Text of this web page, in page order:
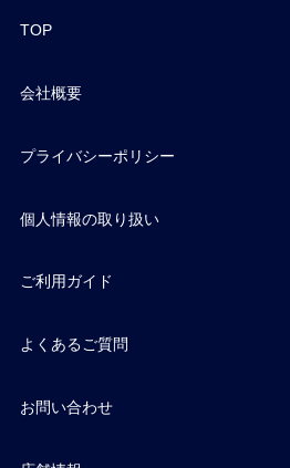
TOP
会社概要
プライバシーポリシー
個人情報の取り扱い
ご利用ガイド
よくあるご質問
お問い合わせ